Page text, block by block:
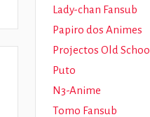
Lady-chan Fansub
Papiro dos Animes
Projectos Old School
Puto
N3-Anime
Tomo Fansub